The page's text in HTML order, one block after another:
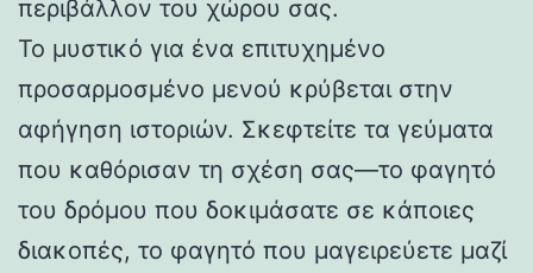
περιβάλλον του χώρου σας.
Το μυστικό για ένα επιτυχημένο
προσαρμοσμένο μενού κρύβεται στην
αφήγηση ιστοριών. Σκεφτείτε τα γεύματα
που καθόρισαν τη σχέση σας—το φαγητό
του δρόμου που δοκιμάσατε σε κάποιες
διακοπές, το φαγητό που μαγειρεύετε μαζί